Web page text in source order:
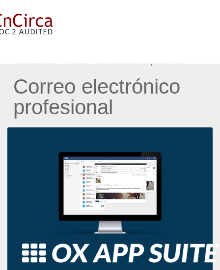
Administración Tienda Correo electrónico profesional
Correo electrónico
profesional